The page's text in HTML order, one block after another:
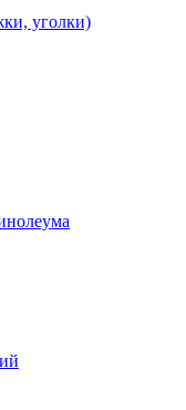
уголки)